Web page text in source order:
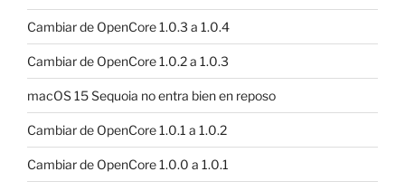
Cambiar de OpenCore 1.0.3 a 1.0.4
Cambiar de OpenCore 1.0.2 a 1.0.3
macOS 15 Sequoia no entra bien en reposo
Cambiar de OpenCore 1.0.1 a 1.0.2
Cambiar de OpenCore 1.0.0 a 1.0.1